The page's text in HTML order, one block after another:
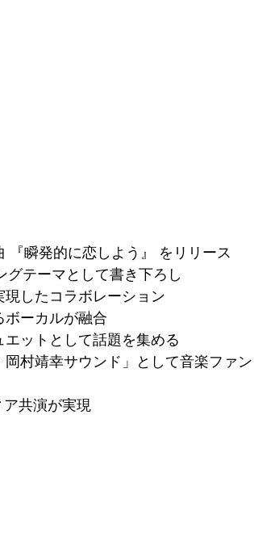
瞬発的に恋しよう』 をリリース
テーマとして書き下ろし
したコラボレーション
ボーカルが融合
エットとして話題を集める
村靖幸サウンド」として音楽ファン
ア共演が実現